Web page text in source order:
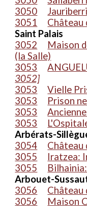
3050
3051
Château
Saint Palais
3052
Maison
(la Salle)
3053
3052]
3053
Vielle
3053
Prison
3053
3053
Arbérats-
3054
Château
3055
Iratzea:
3055
Arbouet-
3056
Château
3056
Maison